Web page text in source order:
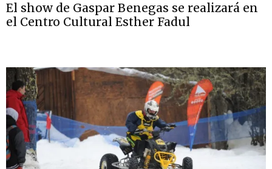
El show de Gaspar Benegas se realizará en
el Centro Cultural Esther Fadul